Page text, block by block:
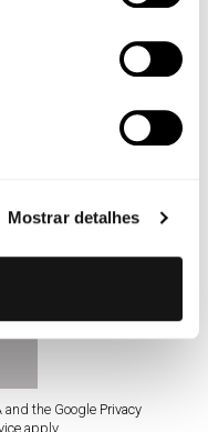
Mostrar detalhes
the Google Privacy
apply.